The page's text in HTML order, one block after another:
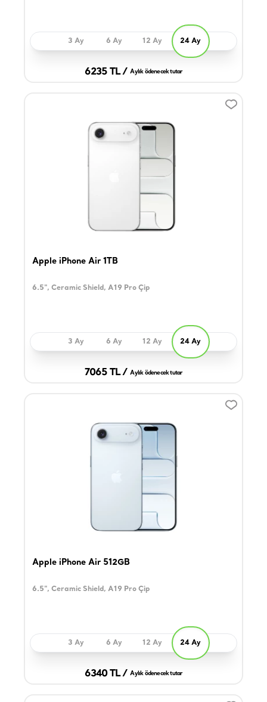
3 Ay 6 Ay 12 Ay 24 Ay
6235 TL / Aylık ödenecek tutar
Apple iPhone Air 1TB
6.5", Ceramic Shield, A19 Pro Çip
3 Ay 6 Ay 12 Ay 24 Ay
7065 TL / Aylık ödenecek tutar
Apple iPhone Air 512GB
6.5", Ceramic Shield, A19 Pro Çip
3 Ay 6 Ay 12 Ay 24 Ay
6340 TL / Aylık ödenecek tutar